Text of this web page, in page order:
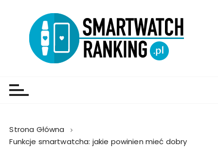
Strona Główna
Funkcje smartwatcha: jakie powinien mieć dobry